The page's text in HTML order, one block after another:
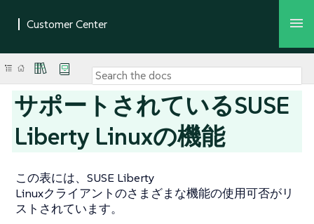
サポートされているSUSE
Liberty Linuxの機能
この表には、SUSE Liberty
Linuxクライアントのさまざまな機能の使用可否がリ
ストされています。